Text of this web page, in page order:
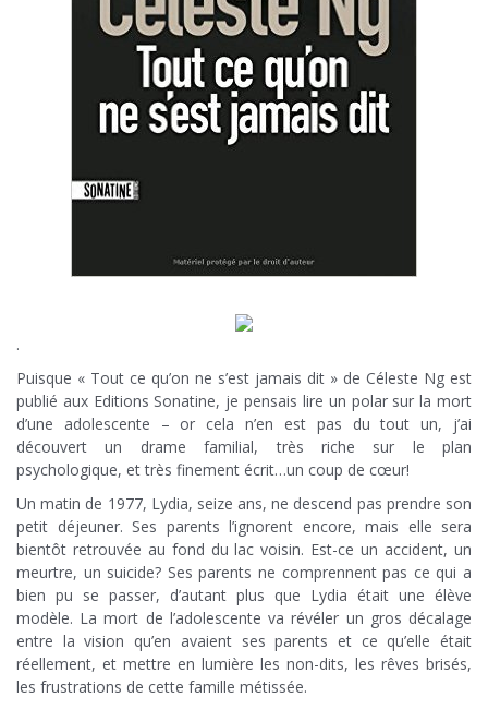
.
Puisque « Tout ce qu’on ne s’est jamais dit » de Céleste Ng est
publié aux Editions Sonatine, je pensais lire un polar sur la mort
d’une adolescente – or cela n’en est pas du tout un, j’ai
découvert un drame familial, très riche sur le plan
psychologique, et très finement écrit…un coup de cœur!
Un matin de 1977, Lydia, seize ans, ne descend pas prendre son
petit déjeuner. Ses parents l’ignorent encore, mais elle sera
bientôt retrouvée au fond du lac voisin. Est-ce un accident, un
meurtre, un suicide? Ses parents ne comprennent pas ce qui a
bien pu se passer, d’autant plus que Lydia était une élève
modèle. La mort de l’adolescente va révéler un gros décalage
entre la vision qu’en avaient ses parents et ce qu’elle était
réellement, et mettre en lumière les non-dits, les rêves brisés,
les frustrations de cette famille métissée.